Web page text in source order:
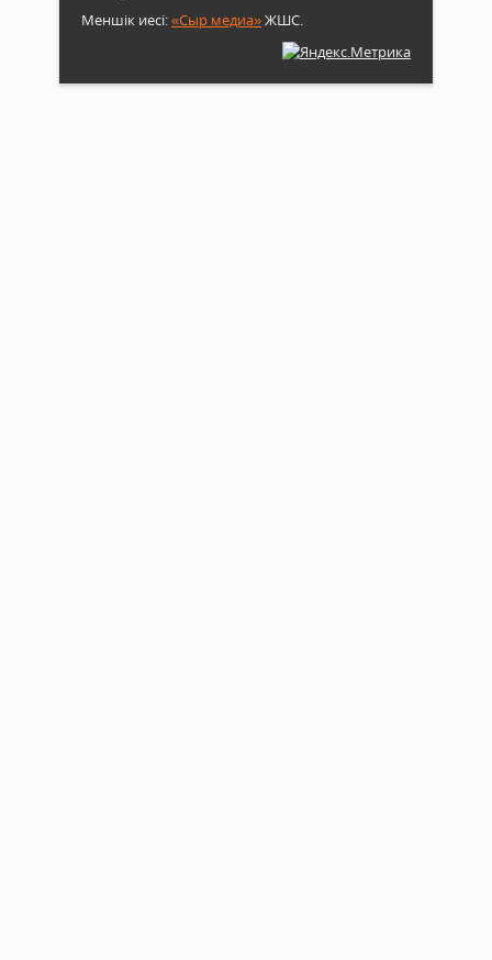
Меншік иесі:«Сыр медиа»ЖШС.